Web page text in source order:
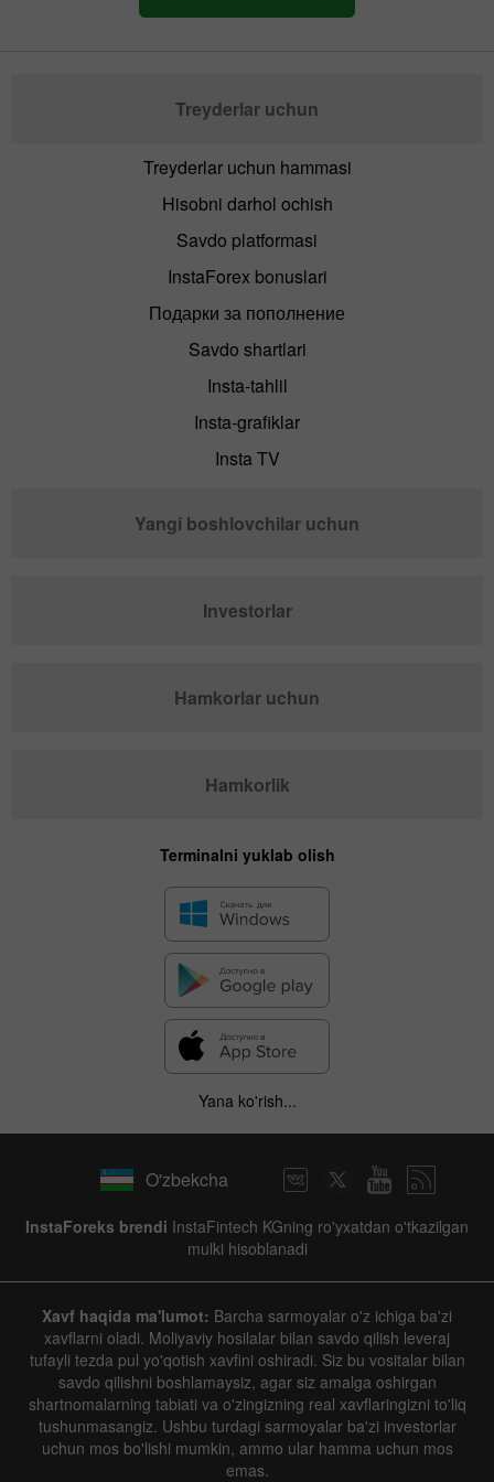
Treyderlar uchun
Treyderlar uchun hammasi
Hisobni darhol ochish
Savdo platformasi
InstaForex bonuslari
Подарки за пополнение
Savdo shartlari
Insta-tahlil
Insta-grafiklar
Insta TV
Yangi boshlovchilar uchun
Investorlar
Hamkorlar uchun
Hamkorlik
Terminalni yuklab olish
Yana ko'rish...
O'zbekcha
InstaForeks brendi InstaFintech KGning ro'yxatdan o'tkazilgan
mulki hisoblanadi
Xavf haqida ma'lumot: Barcha sarmoyalar o'z ichiga ba'zi
xavflarni oladi. Moliyaviy hosilalar bilan savdo qilish leveraj
tufayli tezda pul yo'qotish xavfini oshiradi. Siz bu vositalar bilan
savdo qilishni boshlamaysiz, agar siz amalga oshirgan
shartnomalarning tabiati va o'zingizning real xavflaringizni to'liq
tushunmasangiz. Ushbu turdagi sarmoyalar ba'zi investorlar
uchun mos bo'lishi mumkin, ammo ular hamma uchun mos
emas.